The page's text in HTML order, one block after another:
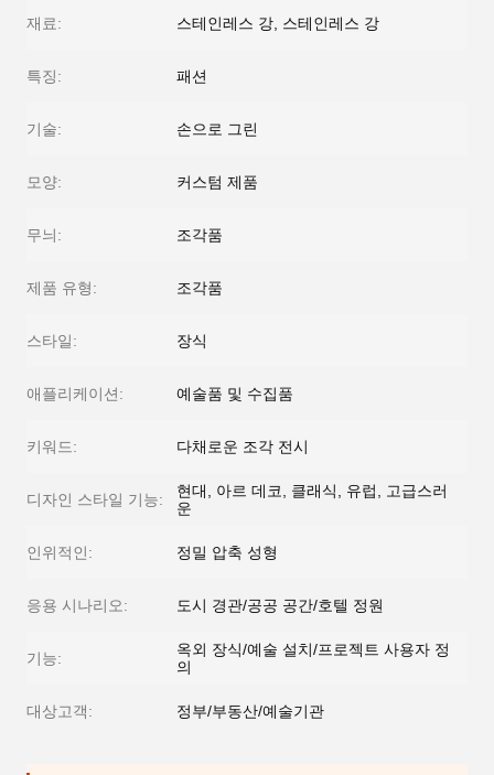
재료: 스테인레스 강, 스테인레스 강
특징: 패션
기술: 손으로 그린
모양: 커스텀 제품
무늬: 조각품
제품 유형: 조각품
스타일: 장식
애플리케이션: 예술품 및 수집품
키워드: 다채로운 조각 전시
디자인 스타일 기능:
현대, 아르 데코, 클래식, 유럽, 고급스러
운
인위적인: 정밀 압축 성형
응용 시나리오: 도시 경관/공공 공간/호텔 정원
기능:
옥외 장식/예술 설치/프로젝트 사용자 정
의
대상고객: 정부/부동산/예술기관